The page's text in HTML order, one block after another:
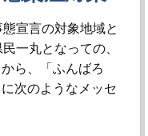
宣言の対象地域と
一丸となっての、
ら、「ふんばろ
次のようなメッセ